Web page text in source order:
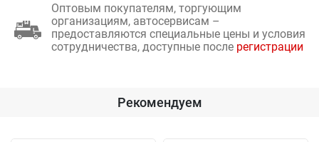
Оптовым покупателям, торгующим
организациям, автосервисам –
предоставляются специальные цены и условия
сотрудничества, доступные после регистрации
Рекомендуем